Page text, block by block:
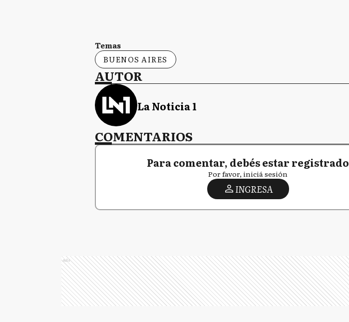
Temas
BUENOS AIRES
AUTOR
La Noticia 1
COMENTARIOS
Para comentar, debés estar registrado
Por favor, iniciá sesión
INGRESA
Ads